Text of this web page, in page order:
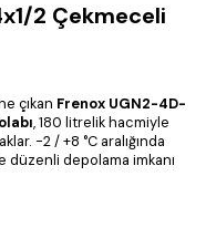
2 Çekmeceli
çıkan Frenox UGN2-4D-
, 180 litrelik hacmiyle
-2 / +8 °C aralığında
düzenli depolama imkanı